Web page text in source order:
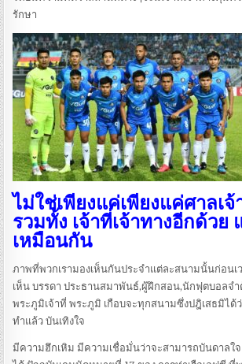
รักษา
ไม่ใช่เพียงแค่เพียงแค่ศาลเ
รวมทั้ง เจ้าที่เจ้าทางอีกด้วย
เหมือนกัน
ภาพที่พวกเรามองเห็นกันประจำแต่ละสนามนั้นก่อนเ
เห็น บรรดา ประธานสมาพันธ์,ผู้ฝึกสอน,นักฟุตบอลจ
พระภูมิเจ้าที่ พระภูมิ เกือบจะทุกสนามซึ่งปฎิเสธมิได้
ทำแล้ว บันเทิงใจ
มีความฮึกเหิม มีความเชื่อมั่นว่าจะสามารถบันดาลใ